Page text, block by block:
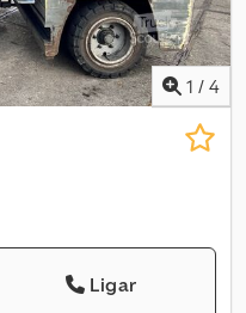
1 / 4
Ligar